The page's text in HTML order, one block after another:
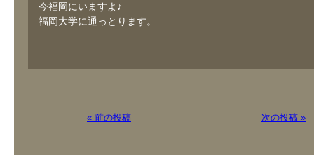
今福岡にいますよ♪
福岡大学に通っとります。
« 前の投稿 次の投稿 »